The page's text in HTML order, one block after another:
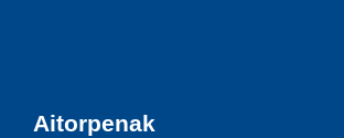
Aitorpenak